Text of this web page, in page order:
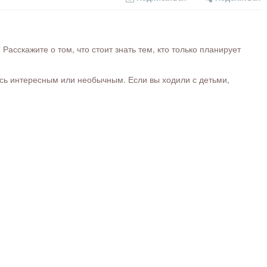
о том, что стоит знать тем, кто только планирует
интересным или необычным. Если вы ходили с детьми,